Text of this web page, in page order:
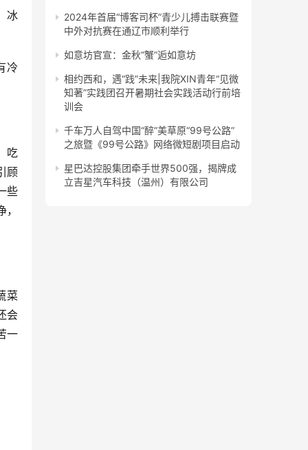
顾
些
会
一
2024年首届“博客司杯”青少儿搏击联赛暨
中外对抗赛在通辽市顺利举行
如意坊官宣：金秋“蟹”逅如意坊
相约西和，遇“践”未来|我院XIN青年“见微
知著”实践团召开暑期社会实践活动行前培
训会
千车万人自驾中国“醉”美草原“99号公路”
之旅暨《99号公路》网络微短剧项目启动
星巴达控股集团牵手世界500强，揭牌成
立吉星汽车科技（温州）有限公司